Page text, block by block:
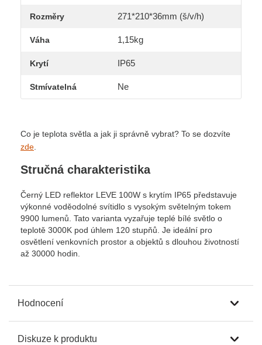
Rozměry 271*210*36mm (š/v/h)
Váha 1,15kg
Krytí IP65
Stmívatelná Ne
Co je teplota světla a jak ji správně vybrat? To se dozvíte
zde
Stručná charakteristika
Černý LED reflektor LEVE 100W s krytím IP65 představuje
výkonné voděodolné svítidlo s vysokým světelným tokem
9900 lumenů. Tato varianta vyzařuje teplé bílé světlo o
teplotě 3000K pod úhlem 120 stupňů. Je ideální pro
osvětlení venkovních prostor a objektů s dlouhou životností
až 30000 hodin.
Hodnocení
Diskuze k produktu